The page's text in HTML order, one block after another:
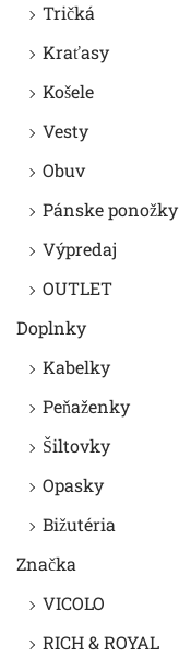
Tričká
Kraťasy
Košele
Vesty
Obuv
Pánske ponožky
Výpredaj
OUTLET
Doplnky
Kabelky
Peňaženky
Šiltovky
Opasky
Bižutéria
Značka
VICOLO
RICH & ROYAL